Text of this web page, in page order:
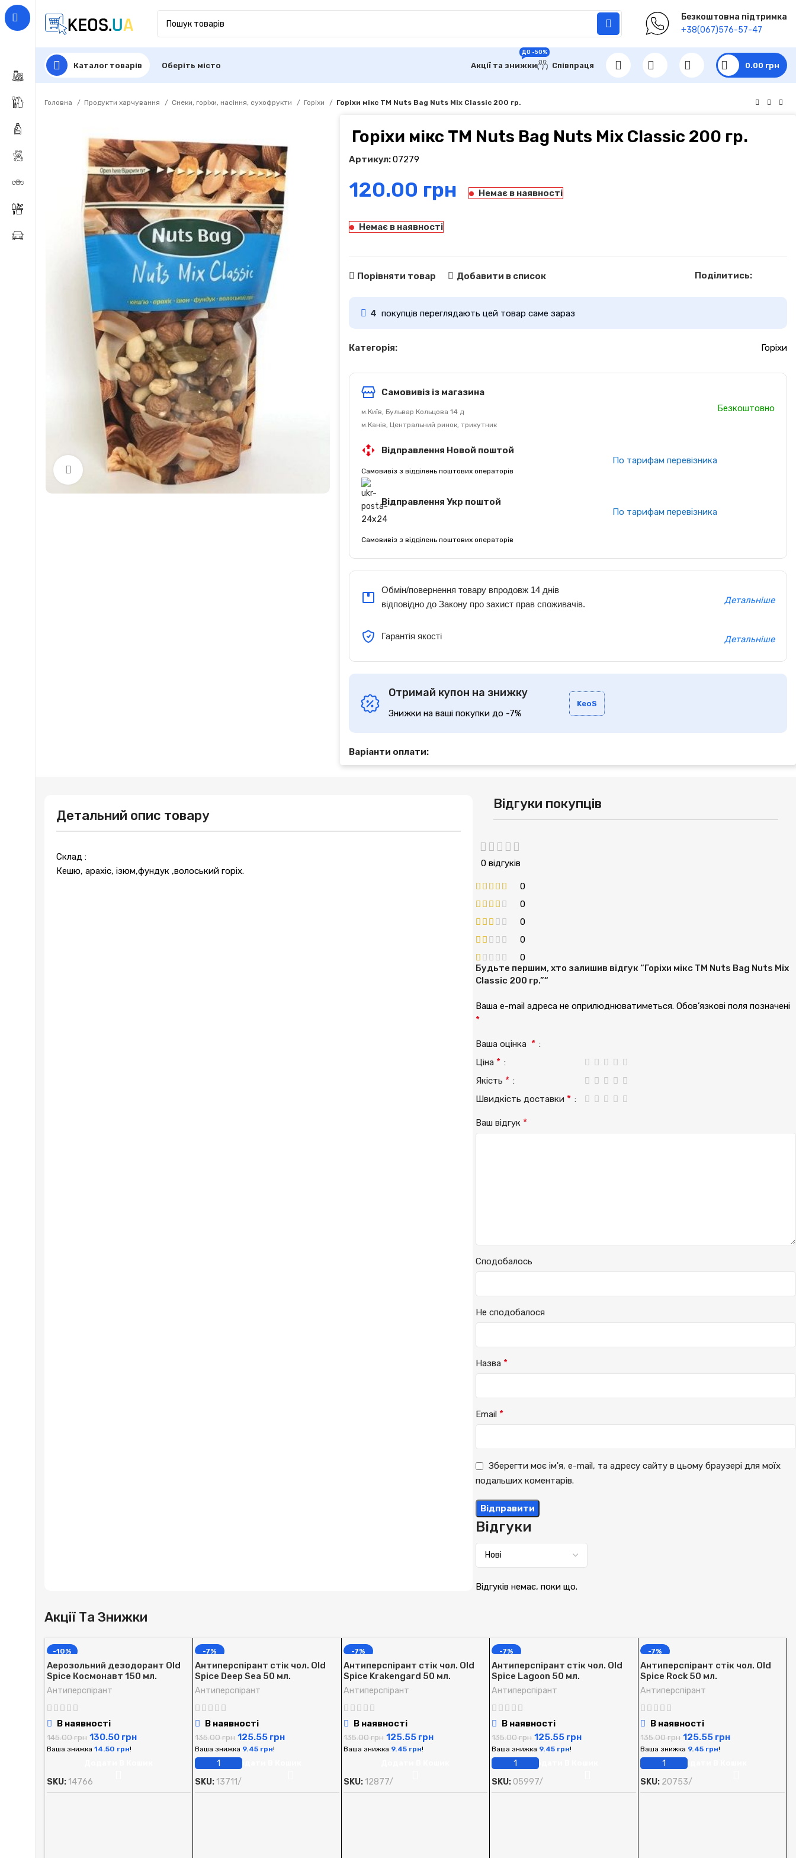
Безкоштовна підтримка
+38(067)576-57-47
Каталог товарів Оберіть місто Акції та знижки
ДО -50%
Співпраця 0.00 грн
Головна Продукти харчування Снеки, горіхи, насіння, сухофрукти Горіхи Горіхи мікс ТМ Nuts Bag Nuts Mix Classic 200 гр.
Click to enlarge
Горіхи мікс ТМ Nuts Bag Nuts Mix Classic 200 гр.
Артикул:07279
грн Немає в наявності
Немає в наявності
Порівняти товар Добавити в список Поділитись:
4 покупців переглядають цей товар саме зараз
Категорія: Горіхи
Самовивіз із магазина
м.Київ, Бульвар Кольцова 14 д
м.Канів, Центральний ринок, трикутник
Безкоштовно
Відправлення Новой поштой
Самовивіз з відділень поштових операторів
По тарифам перевізника
Відправлення Укр поштой
Самовивіз з відділень поштових операторів
По тарифам перевізника
Обмін/повернення товару впродовж 14 днів
відповідно до Закону про захист прав споживачів.
Детальніше
Гарантія якості Детальніше
Отримай купон на знижку
Знижки на ваші покупки до -7%
KeoS
Варіанти оплати:
Детальний опис товару
Склад :
Кешю, арахіс, ізюм,фундук ,волоський горіх.
Відгуки покупців
0 відгуків
0
0
0
0
0
Відгуки
Відгуків немає, поки що.
Будьте першим, хто залишив відгук “Горіхи мікс ТМ Nuts Bag Nuts Mix
Classic 200 гр.”“
Ваша e-mail адреса не оприлюднюватиметься. Обов’язкові поля позначені
*
Ваша оцінка *
Ціна *
Якість *
Швидкість доставки *
Ваш відгук *
Сподобалось
Не сподобалося
Назва *
Email *
Зберегти моє ім'я, e-mail, та адресу сайту в цьому браузері для моїх
подальших коментарів.
Акції Та Знижки
-10%
Аерозольний дезодорант Old
Spice Космонавт 150 мл.
Антиперспірант
В наявності
145.00грн 130.50 грн
Ваша знижка 14.50 грн!
SKU: 14766
-7%
Антиперспірант стік чол. Old
Spice Deep Sea 50 мл.
Антиперспірант
В наявності
135.00грн 125.55 грн
Ваша знижка 9.45 грн!
SKU: 13711/
-7%
Антиперспірант стік чол. Old
Spice Krakengard 50 мл.
Антиперспірант
В наявності
135.00грн 125.55 грн
Ваша знижка 9.45 грн!
SKU: 12877/
-7%
Антиперспірант стік чол. Old
Spice Lagoon 50 мл.
Антиперспірант
В наявності
135.00грн 125.55 грн
Ваша знижка 9.45 грн!
SKU: 05997/
-7%
Антиперспірант стік чол. Old
Spice Rock 50 мл.
Антиперспірант
В наявності
135.00грн 125.55 грн
Ваша знижка 9.45 грн!
SKU: 20753/